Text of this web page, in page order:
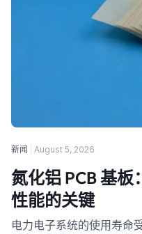
新闻 August 5, 2026
氮化铝 PCB 基
性能的关键
电力电子系统的使用寿命